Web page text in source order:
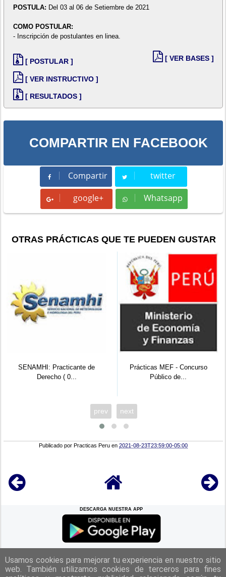
POSTULA: Del 03 al 06 de Setiembre de 2021
COMO POSTULAR:
- Inscripción de postulantes en linea.
[ POSTULAR ]
[ VER INSTRUCTIVO ]
[ RESULTADOS ]
[ VER BASES ]
COMPARTIR EN FACEBOOK
Compartir
Compartir twitter
Tweet
google+ Whatsapp
Whatsapp
OTRAS PRÁCTICAS QUE TE PUEDEN GUSTAR
Practicante de
Prácticas MEF - Concurso
SUNARP
prev next
Publicado por Practicas Peru en2021-08-23T23:59:00-05:00
DESCARGA NUESTRA APP
REGRESAR A LACIMA
Usamos cookies para mejorar tu experiencia en nuestro sitio
web. También utilizamos cookies de terceros para fines